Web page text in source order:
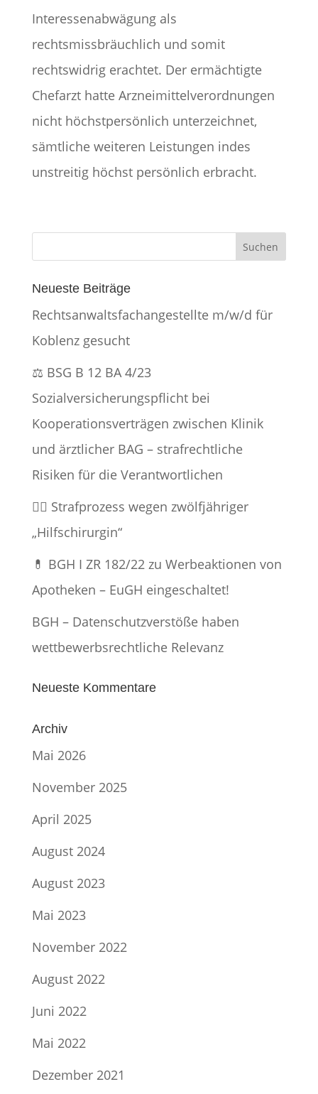
Interessenabwägung als
rechtsmissbräuchlich und somit
rechtswidrig erachtet. Der ermächtigte
Chefarzt hatte Arzneimittelverordnungen
nicht höchstpersönlich unterzeichnet,
sämtliche weiteren Leistungen indes
unstreitig höchst persönlich erbracht.
Neueste Beiträge
Rechtsanwaltsfachangestellte m/w/d für
Koblenz gesucht
⚖️ BSG B 12 BA 4/23
Sozialversicherungspflicht bei
Kooperationsverträgen zwischen Klinik
und ärztlicher BAG – strafrechtliche
Risiken für die Verantwortlichen
👨‍⚕️ Strafprozess wegen zwölfjähriger
„Hilfschirurgin“
💊 BGH I ZR 182/22 zu Werbeaktionen von
Apotheken – EuGH eingeschaltet!
BGH – Datenschutzverstöße haben
wettbewerbsrechtliche Relevanz
Neueste Kommentare
Archiv
Mai 2026
November 2025
April 2025
August 2024
August 2023
Mai 2023
November 2022
August 2022
Juni 2022
Mai 2022
Dezember 2021